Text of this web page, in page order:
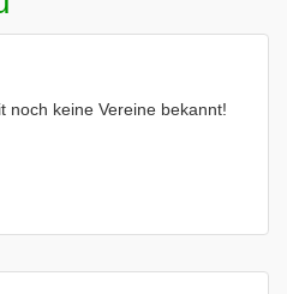
noch keine Vereine bekannt!